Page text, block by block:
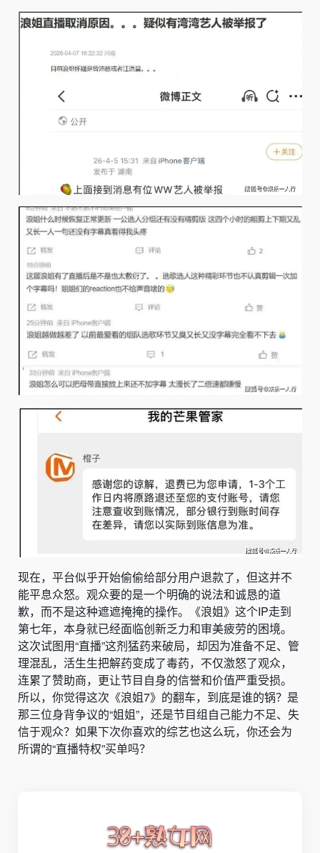
现在，平台似乎开始偷偷给部分用户退款了，但这并不
能平息众怒。观众要的是一个明确的说法和诚恳的道
歉，而不是这种遮遮掩掩的操作。《浪姐》这个IP走到
第七年，本身就已经面临创新乏力和审美疲劳的困境。
这次试图用“直播”这剂猛药来破局，却因为准备不足、管
理混乱，活生生把解药变成了毒药，不仅激怒了观众，
连累了赞助商，更让节目自身的信誉和价值严重受损。
所以，你觉得这次《浪姐7》的翻车，到底是谁的锅？是
那三位身背争议的“姐姐”，还是节目组自己能力不足、失
信于观众？如果下次你喜欢的综艺也这么玩，你还会为
所谓的“直播特权”买单吗？